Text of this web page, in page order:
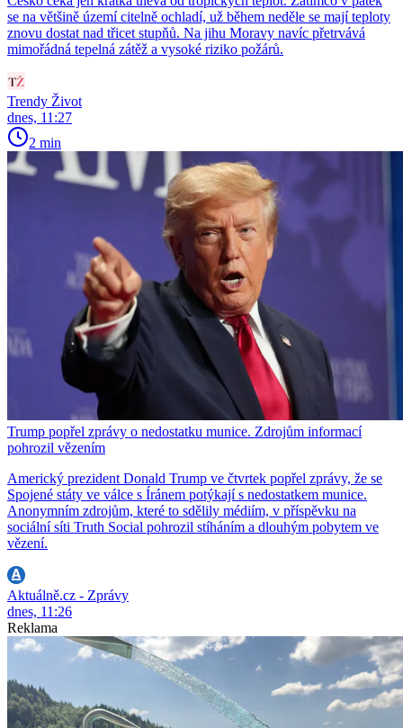
se na většině území citelně ochladí, už během neděle se mají teploty
znovu dostat nad třicet stupňů. Na jihu Moravy navíc přetrvává
mimořádná tepelná zátěž a vysoké riziko požárů.
Trendy Život
dnes, 11:27
2 min
Trump popřel zprávy o nedostatku munice. Zdrojům informací
pohrozil vězením
Americký prezident Donald Trump ve čtvrtek popřel zprávy, že se
Spojené státy ve válce s Íránem potýkají s nedostatkem munice.
Anonymním zdrojům, které to sdělily médiím, v příspěvku na
sociální síti Truth Social pohrozil stíháním a dlouhým pobytem ve
vězení.
Aktuálně.cz - Zprávy
dnes, 11:26
Reklama